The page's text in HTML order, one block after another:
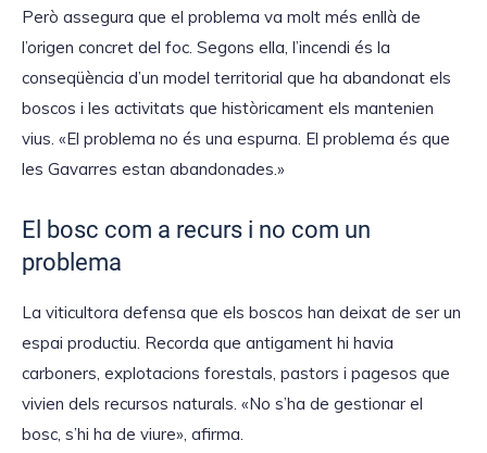
Però assegura que el problema va molt més enllà de
l’origen concret del foc. Segons ella, l’incendi és la
conseqüència d’un model territorial que ha abandonat els
boscos i les activitats que històricament els mantenien
vius. «El problema no és una espurna. El problema és que
les Gavarres estan abandonades.»
El bosc com a recurs i no com un
problema
La viticultora defensa que els boscos han deixat de ser un
espai productiu. Recorda que antigament hi havia
carboners, explotacions forestals, pastors i pagesos que
vivien dels recursos naturals. «No s’ha de gestionar el
bosc, s’hi ha de viure», afirma.